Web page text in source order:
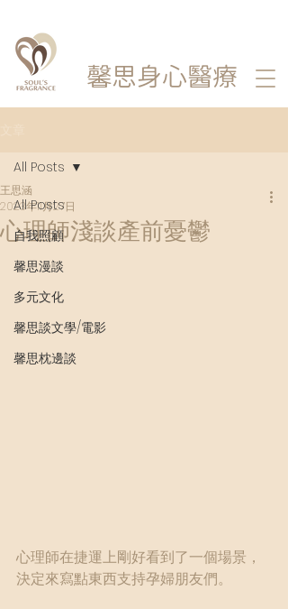
馨思身心醫療
All Posts
自我照顧
馨思漫談
多元文化
馨思談文學/電影
馨思枕邊談
All Posts
心理師淺談產前憂鬱
王思涵
2023年11月27日
心理師在捷運上剛好看到了一個場景，
決定來寫點東西支持孕婦朋友們。